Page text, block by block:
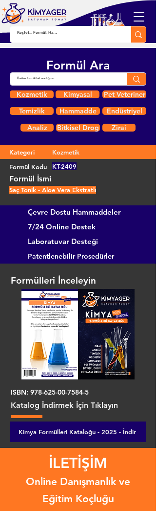
Formül Ara
Kozmetik Kimyasal
Pet Veteriner
Temizlik
Hammadde
Endüstriyel
Analiz
Bitkisel Drog Zirai
Kategori
Kozmetik
Formül Kodu
KT-2409
Formül İsmi
Saç Tonik - Aloe Vera Ekstratlı
Çevre Dostu Hammaddeler
7/24 Online Destek
Laboratuvar Desteği
Patentlenebilir Prosedürler
Formülleri İnceleyin
ISBN: 978-625-00-7584-5
Katalog İndirmek İçin Tıklayın
Kimya Formülleri Kataloğu - 2025 - İndir
İLETİŞİM
Online Danışmanlık ve
Eğitim Koçluğu